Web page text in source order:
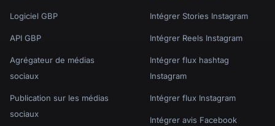
Logiciel GBP
API GBP
Agrégateur de médias
sociaux
Publication sur les médias
sociaux
Intégrer Stories Instagram
Intégrer Reels Instagram
Intégrer flux hashtag
Instagram
Intégrer flux Instagram
Intégrer avis Facebook